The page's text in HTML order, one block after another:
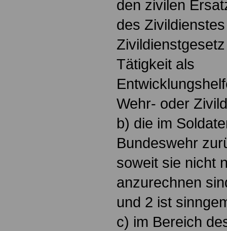
den zivilen
des
Tätigkeit als
Wehr- oder
b) die im
Bundeswehr
soweit sie nicht
anzurechnen
und 2 ist
c) im Bereich